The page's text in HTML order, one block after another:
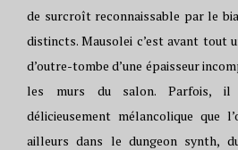
de surcroît reconnaissable par le
distincts. Mausolei c’est avant tout
d’outre-tombe d’une épaisseur
les murs du salon. Parfois, il
délicieusement mélancolique que
ailleurs dans le dungeon synth,